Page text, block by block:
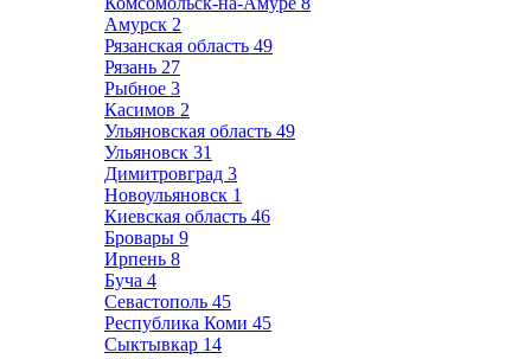
Амурск 2
Рязанская область 49
Рязань 27
Рыбное 3
Касимов 2
Ульяновская область 49
Ульяновск 31
Димитровград 3
Новоульяновск 1
Киевская область 46
Бровары 9
Ирпень 8
Буча 4
Севастополь 45
Республика Коми 45
Сыктывкар 14